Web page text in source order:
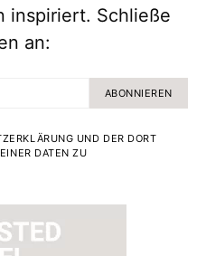
inspiriert. Schließe
an:
ABONNIEREN
UND DER DORT
DATEN ZU